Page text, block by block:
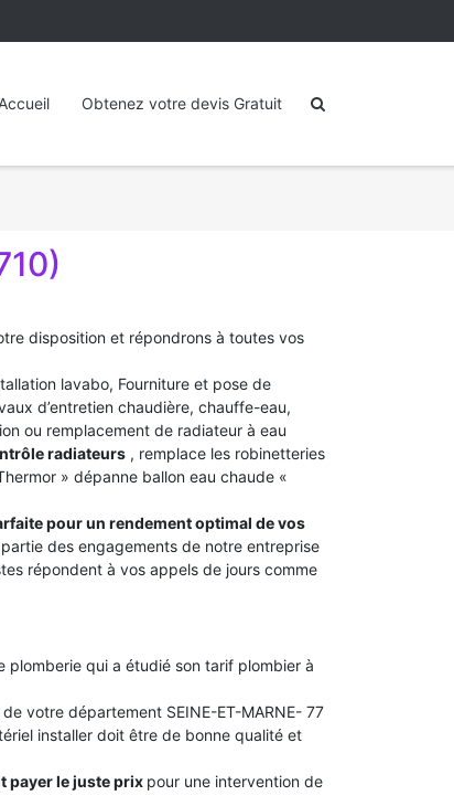
Accueil Obtenez votre devis Gratuit
disposition et répondrons à toutes vos
lavabo, Fourniture et pose de
d’entretien chaudière, chauffe-eau,
ou remplacement de radiateur à eau
radiateurs , remplace les robinetteries
» dépanne ballon eau chaude «
pour un rendement optimal de vos
des engagements de notre entreprise
répondent à vos appels de jours comme
plomberie qui a étudié son tarif plombier à
votre département SEINE-ET-MARNE- 77
installer doit être de bonne qualité et
payer le juste prix pour une intervention de